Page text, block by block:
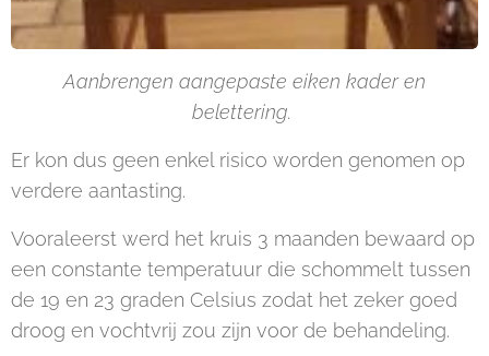
Aanbrengen aangepaste eiken kader en
belettering.
Er kon dus geen enkel risico worden genomen op
verdere aantasting.
Vooraleerst werd het kruis 3 maanden bewaard op
een constante temperatuur die schommelt tussen
de 19 en 23 graden Celsius zodat het zeker goed
droog en vochtvrij zou zijn voor de behandeling.